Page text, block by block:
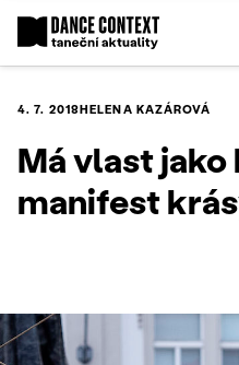
4. 7. 2018HELENA KAZÁROVÁ
Má vlast
manifest